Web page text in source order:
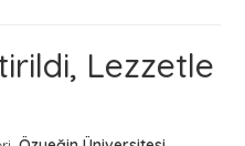
Lezzetle